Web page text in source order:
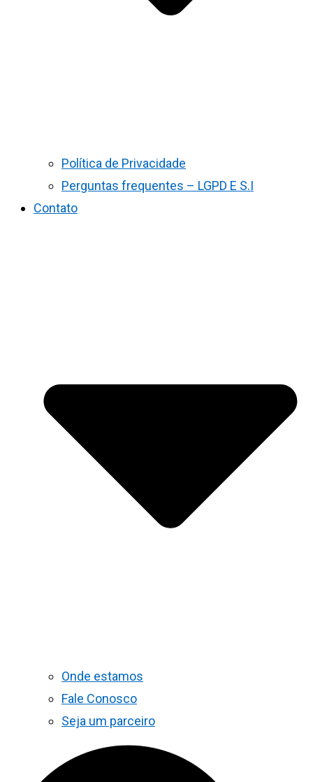
Política de Privacidade
Perguntas frequentes – LGPD E S.I
Contato
Onde estamos
Fale Conosco
Seja um parceiro